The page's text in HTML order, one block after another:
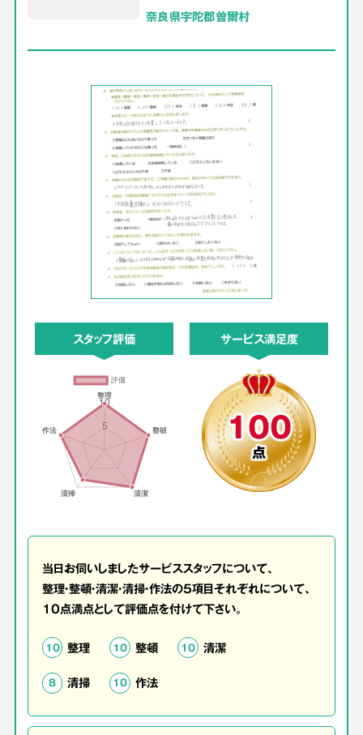
奈良県宇陀郡曽爾村
スタッフ評価 サービス満足度
100
点
当日お伺いしましたサービススタッフについて、
整理・整頓・清潔・清掃・作法の5項目それぞれについて、
10点満点として評価点を付けて下さい。
10 整理 10 整頓 10 清潔
8 清掃 10 作法